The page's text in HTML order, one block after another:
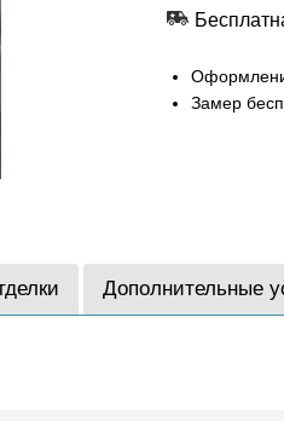
Замер
Дополнительные